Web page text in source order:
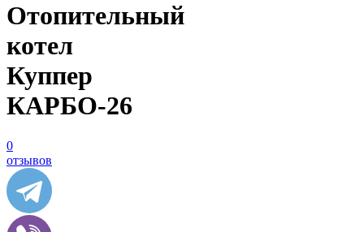
Отопительный
котел
Куппер
КАРБО-26
0
отзывов